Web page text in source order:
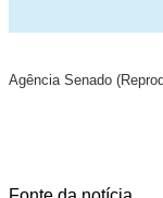
Agência Senado